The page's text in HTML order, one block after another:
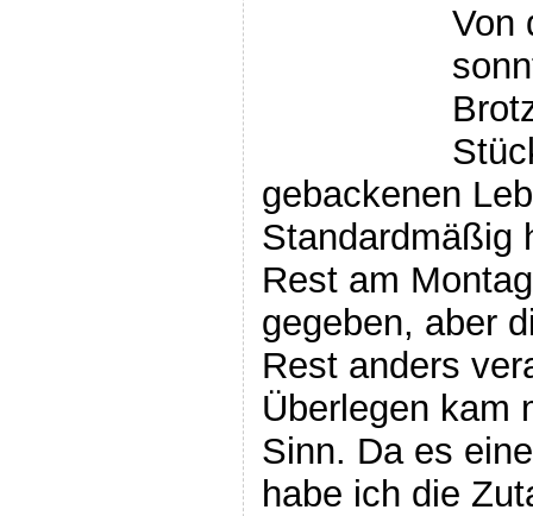
Von
gebackenen
Standardmäßig
Rest am
gegeben, aber
Rest anders
Überlegen kam
Sinn. Da es
habe ich die